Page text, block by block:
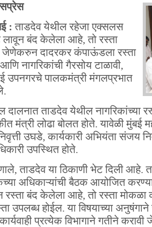
: ताडदेव येथील रहेजा एक्सलस
लावून बंद केलेला आहे, तो रस्ता
जेणेकरुन दादरकर कंपाऊंडला रस्ता
नागरिकांची गैरसोय टाळावी,
उपनगरचे पालकमंत्री मंगलप्रभात
ताडदेव येथील नागरिकांच्या
मंत्री लोढा बोलत होते. यावेळी मुंबई
उघडे, कार्यकारी अभियंता संजय
उपस्थित होते.
ताडदेव या ठिकाणी भेट दिली आहे.
अधिकाऱ्यांची बैठक आयोजित
रस्ता बंद केलेला आहे, तो रस्ता
उपलब्ध होईल. या विषयाच्या अनुषंगाने
प्रत्येक विभागाने गतीने